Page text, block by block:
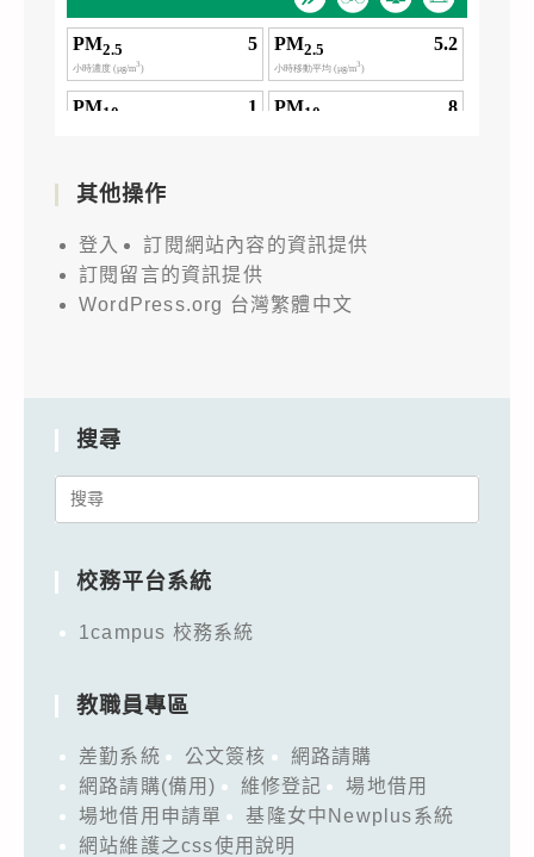
其他操作
登入
訂閱網站內容的資訊提供
訂閱留言的資訊提供
WordPress.org 台灣繁體中文
搜尋
Search
校務平台系統
1campus 校務系統
教職員專區
差勤系統 公文簽核
網路請購
網路請購(備用)
維修登記
場地借用
場地借用申請單
基隆女中Newplus系統
網站維護之css使用說明